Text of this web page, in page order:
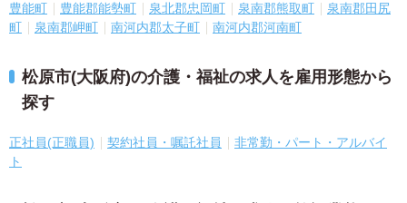
豊能町
豊能郡能勢町 泉北郡忠岡町 泉南郡熊取町
泉南郡田尻
町
泉南郡岬町 南河内郡太子町 南河内郡河南町
松原市(大阪府)の介護・福祉の求人を雇用形態から
探す
正社員(正職員) 契約社員・嘱託社員
非常勤・パート・アルバイ
ト